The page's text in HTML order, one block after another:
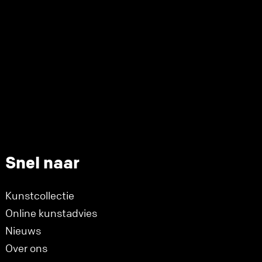
Snel naar
Kunstcollectie
Online kunstadvies
Nieuws
Over ons